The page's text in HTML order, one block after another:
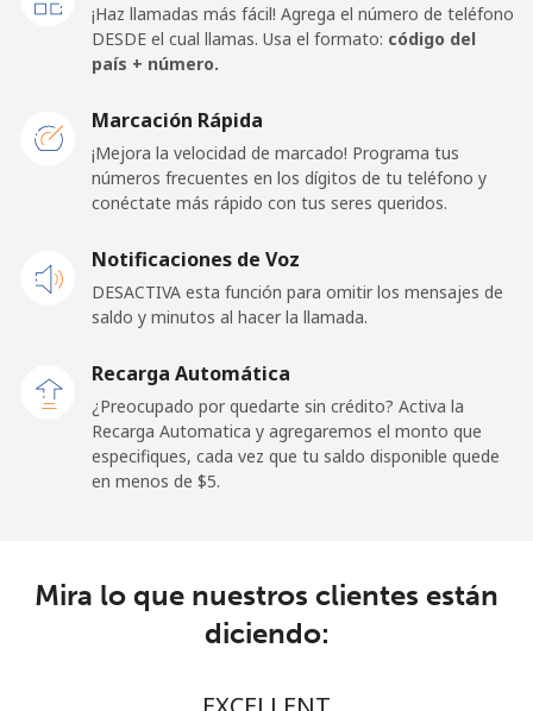
⁦32.5¢⁩ 15 min por ⁦$5⁩ -
Línea fija ⁦55.5¢⁩ 9 min por ⁦$5⁩
⁦50.9¢⁩ 9 min por ⁦$5⁩
Celular ⁦34.5¢⁩ 14 min por ⁦$5⁩ ⁦11¢⁩
Belize
Celular 15 min por ⁦$5⁩ ⁦14¢⁩
¡Haz llamadas más fácil! Agrega el número de teléfono
DESDE el cual llamas. Usa el formato: código del
país + número.
Marcación Rápida
¡Mejora la velocidad de marcado! Programa tus
números frecuentes en los dígitos de tu teléfono y
conéctate más rápido con tus seres queridos.
Notificaciones de Voz
DESACTIVA esta función para omitir los mensajes de
saldo y minutos al hacer la llamada.
Recarga Automática
¿Preocupado por quedarte sin crédito? Activa la
Recarga Automatica y agregaremos el monto que
especifiques, cada vez que tu saldo disponible quede
en menos de ⁦$5⁩.
Mira lo que nuestros clientes están
diciendo: